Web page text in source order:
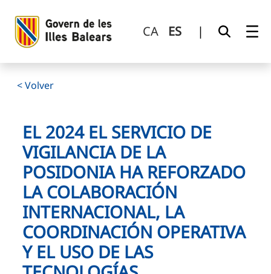
CA ES |
< Volver
EL 2024 EL SERVICIO DE
VIGILANCIA DE LA
POSIDONIA HA REFORZADO
LA COLABORACIÓN
INTERNACIONAL, LA
COORDINACIÓN OPERATIVA
Y EL USO DE LAS